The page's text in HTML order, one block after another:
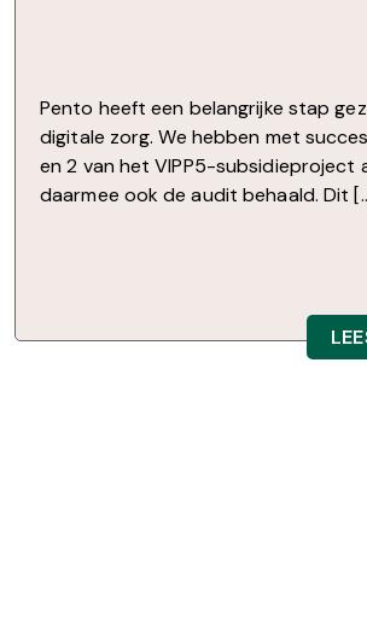
Pento heeft een belangrijke stap
digitale zorg. We hebben met
en 2 van het VIPP5-subsidieproject
daarmee ook de audit behaald. Dit